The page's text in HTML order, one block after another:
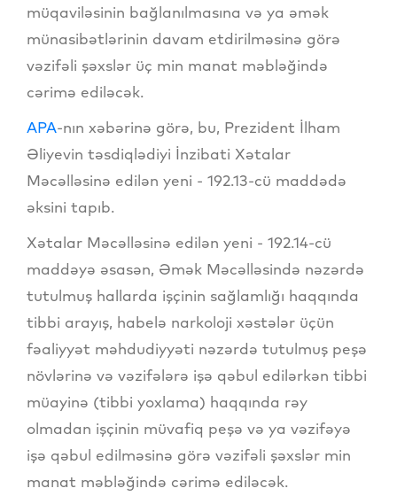
müqaviləsinin bağlanılmasına və ya əmək
münasibətlərinin davam etdirilməsinə görə
vəzifəli şəxslər üç min manat məbləğində
cərimə ediləcək.
APA-nın xəbərinə görə, bu, Prezident İlham
Əliyevin təsdiqlədiyi İnzibati Xətalar
Məcəlləsinə edilən yeni - 192.13-cü maddədə
əksini tapıb.
Xətalar Məcəlləsinə edilən yeni - 192.14-cü
maddəyə əsasən, Əmək Məcəlləsində nəzərdə
tutulmuş hallarda işçinin sağlamlığı haqqında
tibbi arayış, habelə narkoloji xəstələr üçün
fəaliyyət məhdudiyyəti nəzərdə tutulmuş peşə
növlərinə və vəzifələrə işə qəbul edilərkən tibbi
müayinə (tibbi yoxlama) haqqında rəy
olmadan işçinin müvafiq peşə və ya vəzifəyə
işə qəbul edilməsinə görə vəzifəli şəxslər min
manat məbləğində cərimə ediləcək.